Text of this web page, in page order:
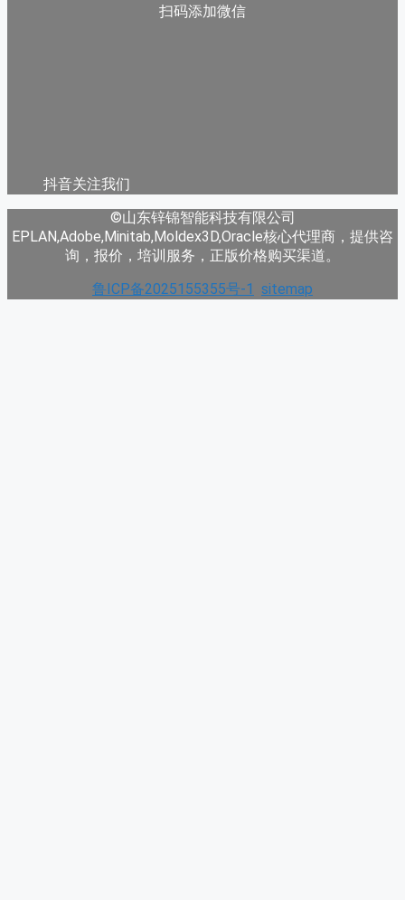
扫码添加微信
抖音关注我们
©山东锌锦智能科技有限公司
EPLAN,Adobe,Minitab,Moldex3D,Oracle核心代理商，提供咨
询，报价，培训服务，正版价格购买渠道。
鲁ICP备2025155355号-1 sitemap